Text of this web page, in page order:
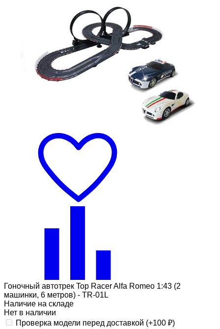
Гоночный автотрек Top Racer Alfa Romeo 1:43 (2
машинки, 6 метров) - TR-01L
Наличие на складе
Нет в наличии
Проверка модели перед доставкой (+100 ₽)